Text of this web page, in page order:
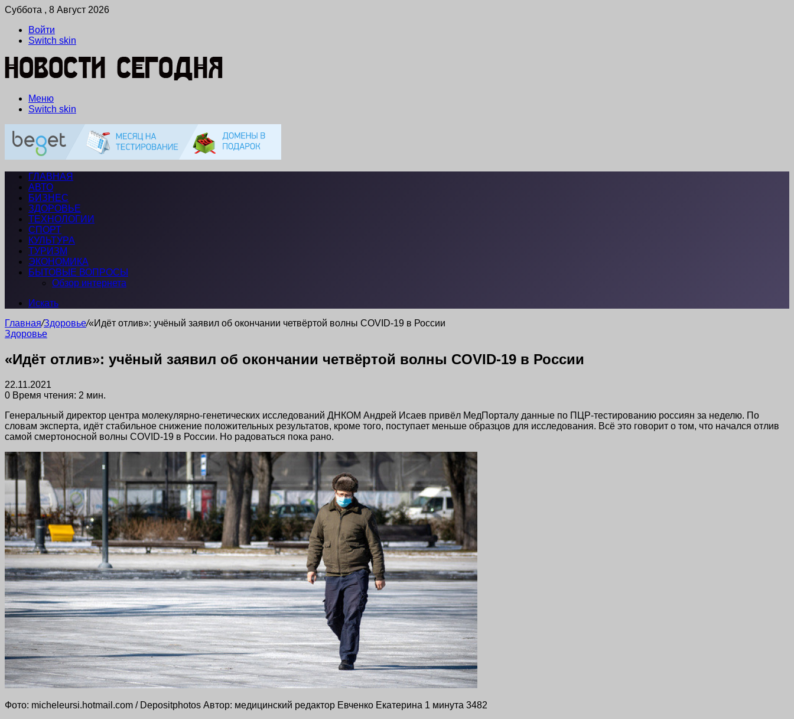
Суббота , 8 Август 2026
Войти
Switch skin
Меню
Switch skin
ГЛАВНАЯ
АВТО
БИЗНЕС
ЗДОРОВЬЕ
ТЕХНОЛОГИИ
СПОРТ
КУЛЬТУРА
ТУРИЗМ
ЭКОНОМИКА
БЫТОВЫЕ ВОПРОСЫ
Обзор интернета
Искать
Главная/Здоровье/«Идёт отлив»: учёный заявил об окончании четвёртой волны COVID-19 в России
Здоровье
«Идёт отлив»: учёный заявил об окончании четвёртой волны COVID-19 в России
22.11.2021
0 Время чтения: 2 мин.
Генеральный директор центра молекулярно-генетических исследований ДНКОМ Андрей Исаев привёл МедПорталу данные по ПЦР-тестированию россиян за неделю. По
словам эксперта, идёт стабильное снижение положительных результатов, кроме того, поступает меньше образцов для исследования. Всё это говорит о том, что начался отлив
самой смертоносной волны COVID-19 в России. Но радоваться пока рано.
Фото: micheleursi.hotmail.com / Depositphotos Автор: медицинский редактор Евченко Екатерина 1 минута 3482